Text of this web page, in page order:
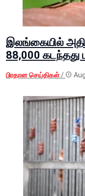
இலங்கையில்
88,000 கடந்தது
பிரதான செய்திகள்/